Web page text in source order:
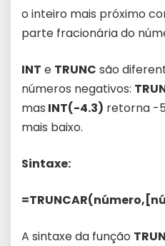
o inteiro mais próximo
parte fracionária do
INT e TRUNC são
números negativos:
mas INT(-4.3) retorna -
mais baixo.
Sintaxe:
A sintaxe da função